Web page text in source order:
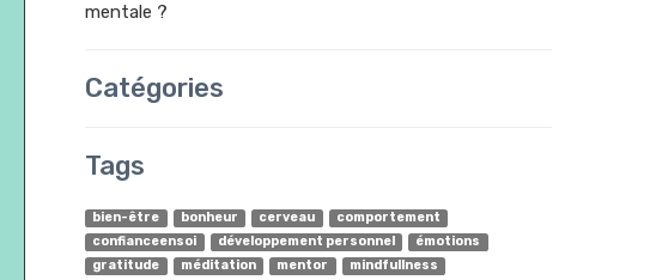
mentale ?
Catégories
Tags
bien-être bonheur cerveau
comportement
confianceensoi
développement personnel
émotions
gratitude
méditation mentor
mindfullness